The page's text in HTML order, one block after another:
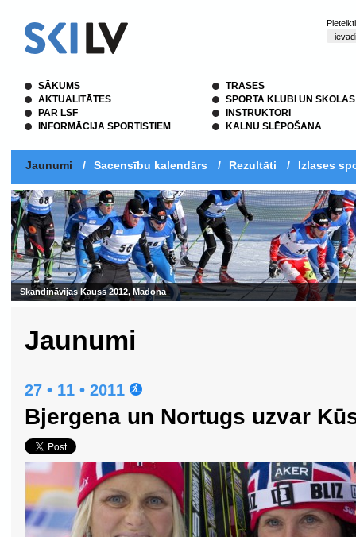
SĀKUMS
AKTUALITĀTES
PAR LSF
INFORMĀCIJA SPORTISTIEM
TRASES
SPORTA KLUBI UN SKOLAS
INSTRUKTORI
KALNU SLĒPOŠANA
Jaunumi / Sacensību kalendārs / Rezultāti / Izlases
Skandināvijas Kauss 2012, Madona
Jaunumi
27 • 11 • 2011
Bjergena un Nortugs uzvar